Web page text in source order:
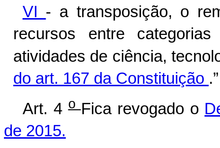
VI - a transposição, o
recursos entre
atividades de ciência,
do art. 167 da Constituição
Art. 4o Fica revogado o
de 2015.